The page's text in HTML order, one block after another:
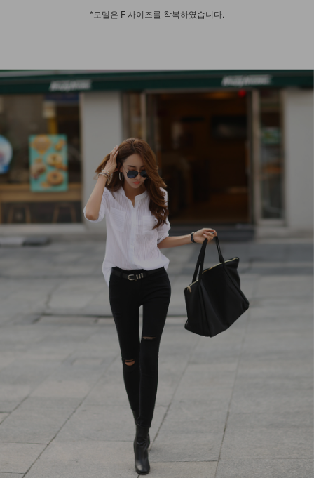
*모델은 F 사이즈를 착복하였습니다.